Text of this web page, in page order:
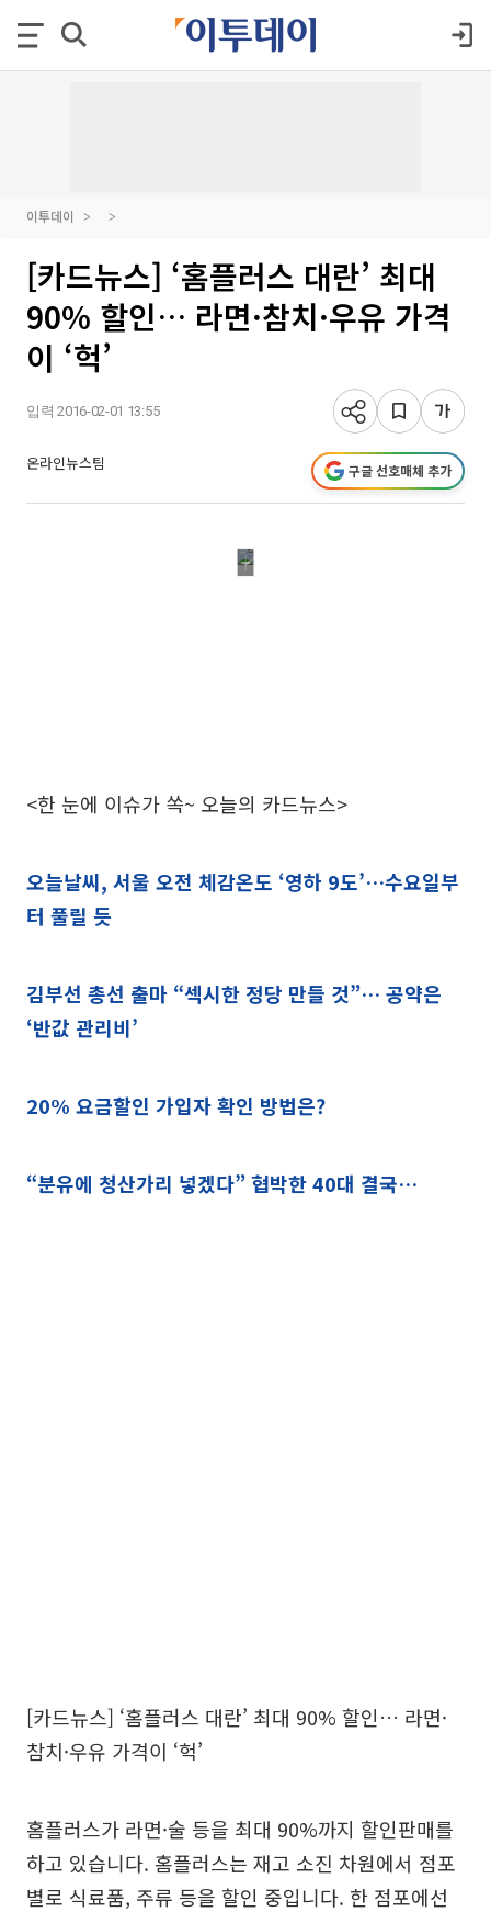
이투데이
[카드뉴스] ‘홈플러스 대란’ 최대
90% 할인… 라면·참치·우유 가격
이 ‘헉’
입력 2016-02-01 13:55
온라인뉴스팀 구글 선호매체 추가
<한 눈에 이슈가 쏙~ 오늘의 카드뉴스>
오늘날씨, 서울 오전 체감온도 ‘영하 9도’…수요일부
터 풀릴 듯
김부선 총선 출마 “섹시한 정당 만들 것”… 공약은
‘반값 관리비’
20% 요금할인 가입자 확인 방법은?
“분유에 청산가리 넣겠다” 협박한 40대 결국…
[카드뉴스] ‘홈플러스 대란’ 최대 90% 할인… 라면·
참치·우유 가격이 ‘헉’
홈플러스가 라면·술 등을 최대 90%까지 할인판매를
하고 있습니다. 홈플러스는 재고 소진 차원에서 점포
별로 식료품, 주류 등을 할인 중입니다. 한 점포에선